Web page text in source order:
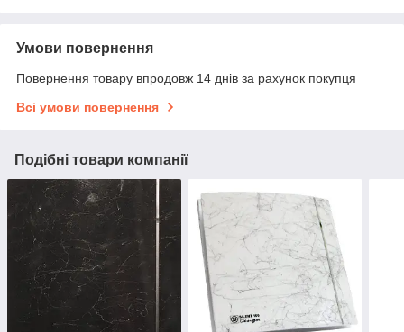
Умови повернення
Повернення товару впродовж 14 днів за рахунок покупця
Всі умови повернення
Подібні товари компанії